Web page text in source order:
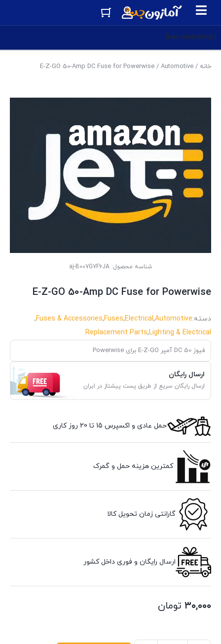
[eas-searchtop]
خانه /
Automotive
/ E-Z-GO 50-Amp DC Fuse for Powerwise
شناسه محصول:aj-B007G7F6JA
E-Z-GO 50-Amp DC Fuse for Powerwise
دسته:Automotive
,
Electrical
,
Fuses
,
Fuses & Accessories
,
Lighting & Electrical
,
Replacement Parts
فیوز DC 50 آمپر E-Z-GO برای Powerwise
ارسال رایگان
ارسال رایگان سریع از طریق پست پیشتاز در ایران
حمل عادی و اکسپرس 15 تا 20 روز کاری
کمترین هزینه حمل و گمرک
گارانتی زمان تحویل کالا
ارسال رایگان و فوری داخل کشور
۳۰,۰۰۰ تومان